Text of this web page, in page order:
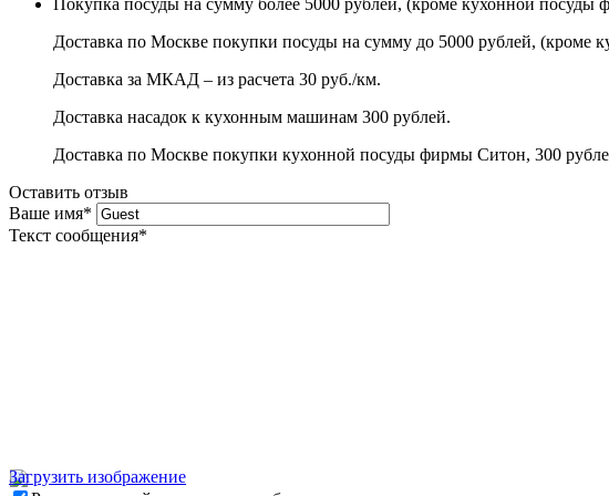
Доставка по Москве покупки посуды на сумму до 5000 рублей, (кроме
Доставка за МКАД – из расчета 30 руб./км.
Доставка насадок к кухонным машинам 300 рублей.
Доставка по Москве покупки кухонной посуды фирмы Ситон, 300
Оставить отзыв
Ваше имя*
Текст сообщения*
Загрузить изображение